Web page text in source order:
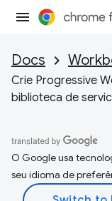
Docs
Crie Progressive
biblioteca de
O Google usa
seu idioma de